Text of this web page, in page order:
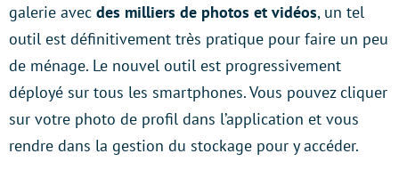
galerie avec des milliers de photos et vidéos, un tel
outil est définitivement très pratique pour faire un peu
de ménage. Le nouvel outil est progressivement
déployé sur tous les smartphones. Vous pouvez cliquer
sur votre photo de profil dans l’application et vous
rendre dans la gestion du stockage pour y accéder.